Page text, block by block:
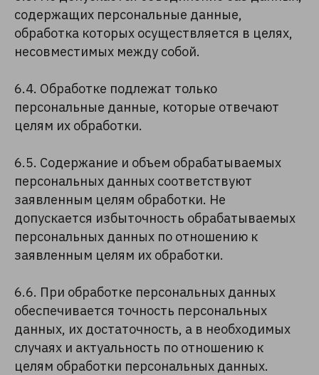
содержащих персональные данные,
обработка которых осуществляется в целях,
несовместимых между собой.
6.4. Обработке подлежат только
персональные данные, которые отвечают
целям их обработки.
6.5. Содержание и объем обрабатываемых
персональных данных соответствуют
заявленным целям обработки. Не
допускается избыточность обрабатываемых
персональных данных по отношению к
заявленным целям их обработки.
6.6. При обработке персональных данных
обеспечивается точность персональных
данных, их достаточность, а в необходимых
случаях и актуальность по отношению к
целям обработки персональных данных.